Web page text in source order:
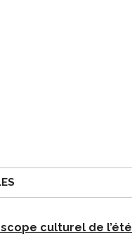
culturel de l’été